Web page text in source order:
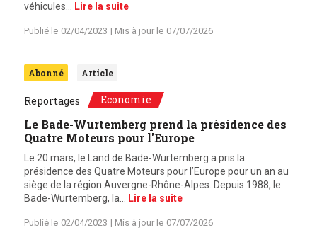
véhicules…
Lire la suite
Publié le 02/04/2023 | Mis à jour le 07/07/2026
Abonné Article
Reportages Economie
Le Bade-Wurtemberg prend la présidence des
Quatre Moteurs pour l'Europe
Le 20 mars, le Land de Bade-Wurtemberg a pris la
présidence des Quatre Moteurs pour l’Europe pour un an au
siège de la région Auvergne-Rhône-Alpes. Depuis 1988, le
Bade-Wurtemberg, la…
Lire la suite
Publié le 02/04/2023 | Mis à jour le 07/07/2026